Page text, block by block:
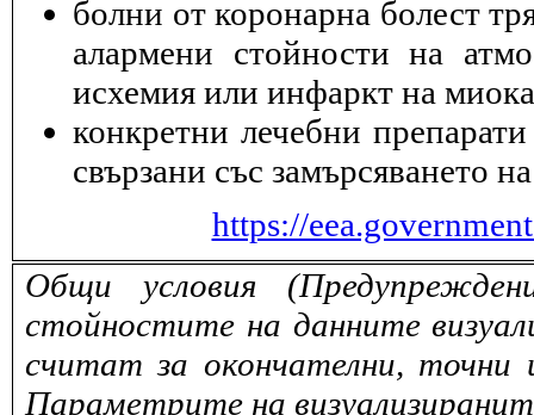
болни от коронарна болест
алармени стойности на
исхемия или инфаркт на
конкретни лечебни
свързани със замърсяването
https://
Общи условия
стойностите на данните
считат за окончателни,
Параметрите на